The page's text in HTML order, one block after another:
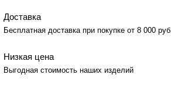
Доставка
Бесплатная доставка при покупке от 8 000 руб.
Низкая цена
Выгодная стоимость наших изделий